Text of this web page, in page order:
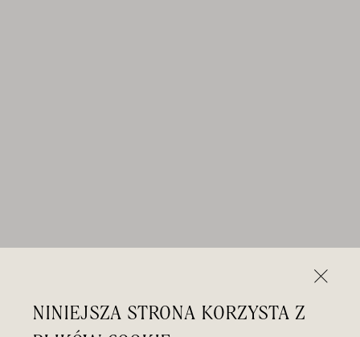
NINIEJSZA STRONA KORZYSTA Z